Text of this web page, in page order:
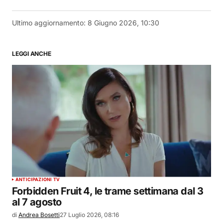
Ultimo aggiornamento: 8 Giugno 2026, 10:30
LEGGI ANCHE
ANTICIPAZIONI TV
Forbidden Fruit 4, le trame settimana dal 3
al 7 agosto
di Andrea Bosetti27 Luglio 2026, 08:16